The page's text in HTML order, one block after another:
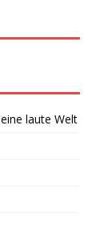
laute Welt